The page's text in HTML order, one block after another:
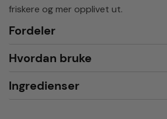
friskere og mer opplivet ut.
Fordeler
Hvordan bruke
Ingredienser